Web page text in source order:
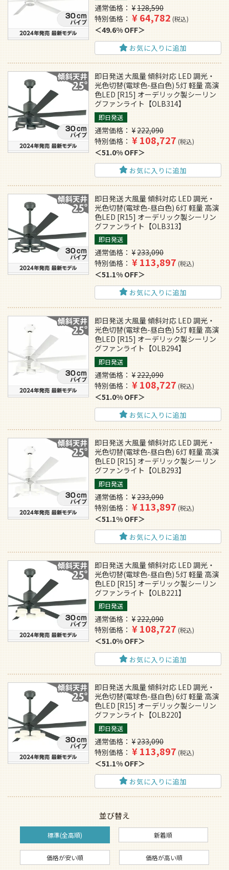
通常価格 ¥128,590
特別価格
¥64,782 税込
49.6% OFF
お気に入りに追加
即日発送 大風量 傾斜対応 LED 調光・
光色切替(電球色-昼白色) 5灯 軽量 高演
色LED [R15] オーデリック製シーリン
グファンライト【OLB314】
即日発送
通常価格 ¥222,090
特別価格
¥108,727 税込
51.0% OFF
お気に入りに追加
即日発送 大風量 傾斜対応 LED 調光・
光色切替(電球色-昼白色) 6灯 軽量 高演
色LED [R15] オーデリック製シーリン
グファンライト【OLB313】
即日発送
通常価格 ¥233,090
特別価格
¥113,897 税込
51.1% OFF
お気に入りに追加
即日発送 大風量 傾斜対応 LED 調光・
光色切替(電球色-昼白色) 5灯 軽量 高演
色LED [R15] オーデリック製シーリン
グファンライト【OLB294】
即日発送
通常価格 ¥222,090
特別価格
¥108,727 税込
51.0% OFF
お気に入りに追加
即日発送 大風量 傾斜対応 LED 調光・
光色切替(電球色-昼白色) 6灯 軽量 高演
色LED [R15] オーデリック製シーリン
グファンライト【OLB293】
即日発送
通常価格 ¥233,090
特別価格
¥113,897 税込
51.1% OFF
お気に入りに追加
即日発送 大風量 傾斜対応 LED 調光・
光色切替(電球色-昼白色) 5灯 軽量 高演
色LED [R15] オーデリック製シーリン
グファンライト【OLB221】
即日発送
通常価格 ¥222,090
特別価格
¥108,727 税込
51.0% OFF
お気に入りに追加
即日発送 大風量 傾斜対応 LED 調光・
光色切替(電球色-昼白色) 6灯 軽量 高演
色LED [R15] オーデリック製シーリン
グファンライト【OLB220】
即日発送
通常価格 ¥233,090
特別価格
¥113,897 税込
51.1% OFF
お気に入りに追加
並び替え
標準(全高順) 新着順
価格が安い順 価格が高い順